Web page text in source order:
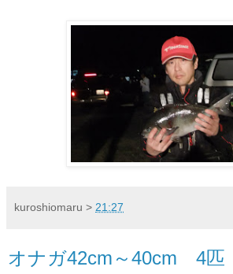
kuroshiomaru > 21:27
オナガ42cm～40cm 4匹